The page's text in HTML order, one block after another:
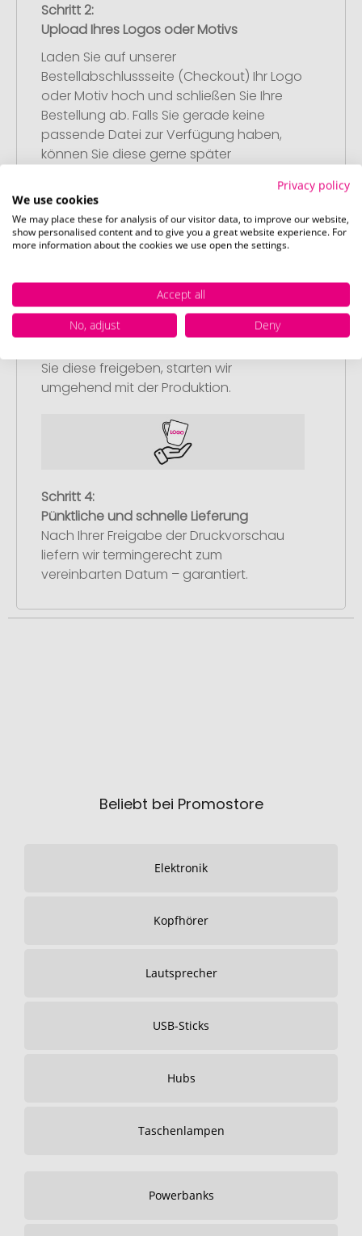
Schritt 2:
Upload Ihres Logos oder Motivs
Laden Sie auf unserer
Bestellabschlussseite (Checkout) Ihr Logo
oder Motiv hoch und schließen Sie Ihre
Bestellung ab. Falls Sie gerade keine
passende Datei zur Verfügung haben,
können Sie diese gerne später
Schritt 3:
Artikelvorschau und Freigabe
Sie erhalten von uns eine kostenlose
Sie diese freigeben, starten wir
umgehend mit der Produktion.
Schritt 4:
Pünktliche und schnelle Lieferung
Nach Ihrer Freigabe der Druckvorschau
liefern wir termingerecht zum
vereinbarten Datum – garantiert.
Beliebt bei Promostore
Elektronik
Kopfhörer
Lautsprecher
USB-Sticks
Hubs
Taschenlampen
Powerbanks
Privacy policy
We use cookies
We may place these for analysis of our visitor data, to improve our website,
show personalised content and to give you a great website experience. For
more information about the cookies we use open the settings.
Accept all
No, adjust
Deny